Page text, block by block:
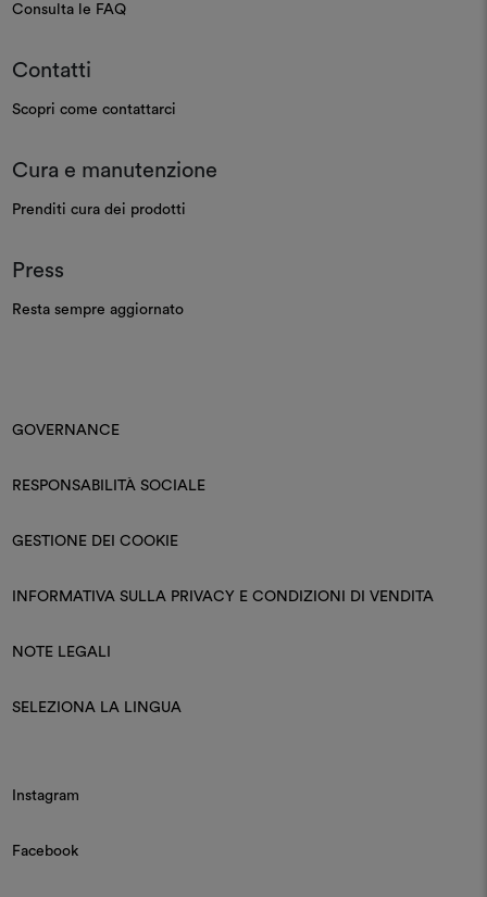
Consulta le FAQ
Contatti
Scopri come contattarci
Cura e manutenzione
Prenditi cura dei prodotti
Press
Resta sempre aggiornato
GOVERNANCE
RESPONSABILITÀ SOCIALE
GESTIONE DEI COOKIE
INFORMATIVA SULLA PRIVACY E CONDIZIONI DI VENDITA
NOTE LEGALI
SELEZIONA LA LINGUA
Instagram
Facebook